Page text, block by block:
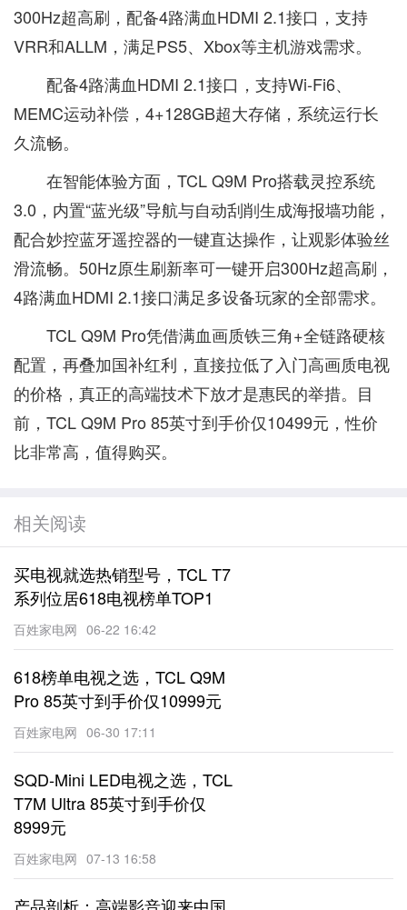
300Hz超高刷，配备4路满血HDMI 2.1接口，支持
VRR和ALLM，满足PS5、Xbox等主机游戏需求。
配备4路满血HDMI 2.1接口，支持Wi-Fi6、
MEMC运动补偿，4+128GB超大存储，系统运行长
久流畅。
在智能体验方面，TCL Q9M Pro搭载灵控系统
3.0，内置“蓝光级”导航与自动刮削生成海报墙功能，
配合妙控蓝牙遥控器的一键直达操作，让观影体验丝
滑流畅。50Hz原生刷新率可一键开启300Hz超高刷，
4路满血HDMI 2.1接口满足多设备玩家的全部需求。
TCL Q9M Pro凭借满血画质铁三角+全链路硬核
配置，再叠加国补红利，直接拉低了入门高画质电视
的价格，真正的高端技术下放才是惠民的举措。目
前，TCL Q9M Pro 85英寸到手价仅10499元，性价
比非常高，值得购买。
相关阅读
买电视就选热销型号，TCL T7
系列位居618电视榜单TOP1
百姓家电网 06-22 16:42
618榜单电视之选，TCL Q9M
Pro 85英寸到手价仅10999元
百姓家电网 06-30 17:11
SQD-Mini LED电视之选，TCL
T7M Ultra 85英寸到手价仅
8999元
百姓家电网 07-13 16:58